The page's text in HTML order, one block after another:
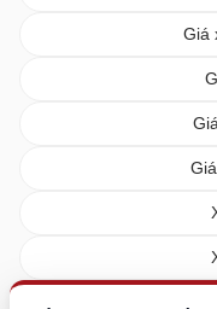
Giá